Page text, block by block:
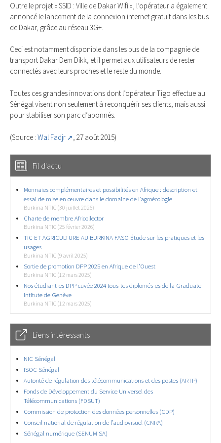
Outre le projet « SSID : Ville de Dakar Wifi », l’opérateur a également
annoncé le lancement de la connexion internet gratuit dans les bus
de Dakar, grâce au réseau 3G+.
Ceci est notamment disponible dans les bus de la compagnie de
transport Dakar Dem Dikk, et il permet aux utilisateurs de rester
connectés avec leurs proches et le reste du monde.
Toutes ces grandes innovations dont l’opérateur Tigo effectue au
Sénégal visent non seulement à reconquérir ses clients, mais aussi
pour stabiliser son parc d’abonnés.
(Source : Wal Fadjr , 27 août 2015)
Fil d'actu
Monnaies complémentaires et possibilités en Afrique : description et
essai de mise en œuvre dans le domaine de l’agroécologie
Burkina NTIC (30 juillet 2026)
Charte de membre Africollector
Burkina NTIC (25 février 2026)
TIC ET AGRICULTURE AU BURKINA FASO Étude sur les pratiques et les
usages
Burkina NTIC (9 avril 2025)
Sortie de promotion DPP 2025 en Afrique de l’Ouest
Burkina NTIC (12 mars 2025)
Nos étudiant-es DPP cuvée 2024 tous-tes diplomés-es de la Graduate
Intitute de Genève
Burkina NTIC (12 mars 2025)
Liens intéressants
NIC Sénégal
ISOC Sénégal
Autorité de régulation des télécommunications et des postes (ARTP)
Fonds de Développement du Service Universel des
Télécommunications (FDSUT)
Commission de protection des données personnelles (CDP)
Conseil national de régulation de l’audiovisuel (CNRA)
Sénégal numérique (SENUM SA)